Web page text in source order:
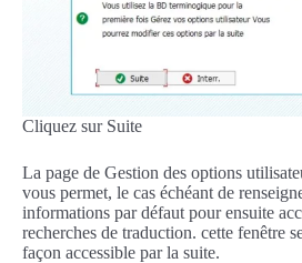
Cliquez sur Suite
La page de Gestion des options
vous permet, le cas échéant de
informations par défaut pour ensuite
recherches de traduction. cette fenêtre
façon accessible par la suite.